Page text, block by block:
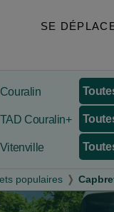
SE
Couralin
TAD Couralin+
Vitenville
populaires